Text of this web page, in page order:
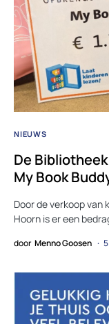
NIEUWS
De
My Book
Door de verkoop van
Hoorn is er een
door Menno Goosen